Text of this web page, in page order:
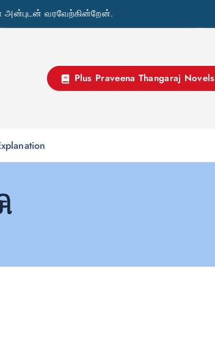
அன்புடன் வரவேற்கின்றேன்.
Plus Praveena Thangaraj Novels